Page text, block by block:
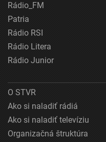
Rádio_FM
Patria
Rádio RSI
Rádio Litera
Rádio Junior
O STVR
Ako si naladiť rádiá
Ako si naladiť televíziu
Organizačná štruktúra